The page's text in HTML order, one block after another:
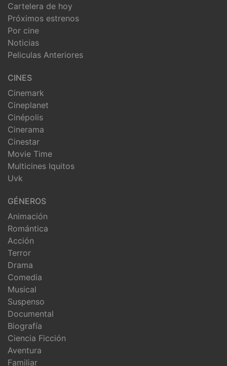
Cartelera de hoy
Próximos estrenos
Por cine
Noticias
Peliculas Anteriores
CINES
Cinemark
Cineplanet
Cinépolis
Cinerama
Cinestar
Movie Time
Multicines Iquitos
Uvk
GÉNEROS
Animación
Romántica
Acción
Terror
Drama
Comedia
Musical
Suspenso
Documental
Biografía
Ciencia Ficción
Aventura
Familiar